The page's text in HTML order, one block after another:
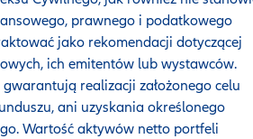
prawnego i podatkowego
jako rekomendacji dotyczącej
ich emitentów lub wystawców.
realizacji założonego celu
ani uzyskania określonego
Wartość aktywów netto portfeli